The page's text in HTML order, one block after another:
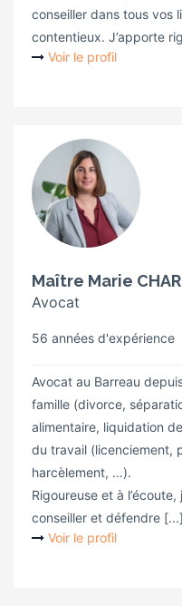
conseiller dans tous vos
contentieux. J’apporte
Voir le profil
Maître Marie
Avocat
56 années d'expérience
Avocat au Barreau
famille (divorce,
alimentaire, liquidation
du travail (licenciement,
harcèlement, …).
Rigoureuse et à
conseiller et défendre [...]
Voir le profil